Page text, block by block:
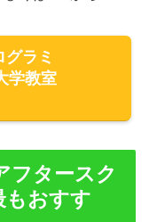
ラミ
学教室
フタースク
おすす